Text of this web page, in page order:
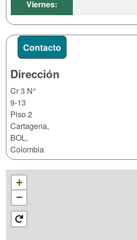
Viernes:
Contacto
Dirección
Cr 3 N°
9-13
Piso 2
Cartagena,
BOL,
Colombia
+
−